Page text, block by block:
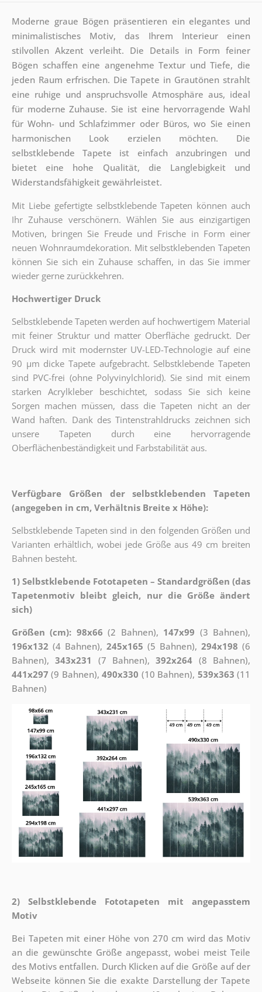
Moderne graue Bögen präsentieren ein elegantes und
minimalistisches Motiv, das Ihrem Interieur einen
stilvollen Akzent verleiht. Die Details in Form feiner
Bögen schaffen eine angenehme Textur und Tiefe, die
jeden Raum erfrischen. Die Tapete in Grautönen strahlt
eine ruhige und anspruchsvolle Atmosphäre aus, ideal
für moderne Zuhause. Sie ist eine hervorragende Wahl
für Wohn- und Schlafzimmer oder Büros, wo Sie einen
harmonischen Look erzielen möchten. Die
selbstklebende Tapete ist einfach anzubringen und
bietet eine hohe Qualität, die Langlebigkeit und
Widerstandsfähigkeit gewährleistet.
Mit Liebe gefertigte selbstklebende Tapeten können auch
Ihr Zuhause verschönern. Wählen Sie aus einzigartigen
Motiven, bringen Sie Freude und Frische in Form einer
neuen Wohnraumdekoration. Mit selbstklebenden Tapeten
können Sie sich ein Zuhause schaffen, in das Sie immer
wieder gerne zurückkehren.
Hochwertiger Druck
Selbstklebende Tapeten werden auf hochwertigem Material
mit feiner Struktur und matter Oberfläche gedruckt. Der
Druck wird mit modernster UV-LED-Technologie auf eine
90 µm dicke Tapete aufgebracht. Selbstklebende Tapeten
sind PVC-frei (ohne Polyvinylchlorid). Sie sind mit einem
starken Acrylkleber beschichtet, sodass Sie sich keine
Sorgen machen müssen, dass die Tapeten nicht an der
Wand haften. Dank des Tintenstrahldrucks zeichnen sich
unsere Tapeten durch eine hervorragende
Oberflächenbeständigkeit und Farbstabilität aus.
Verfügbare Größen der selbstklebenden Tapeten
(angegeben in cm, Verhältnis Breite x Höhe):
Selbstklebende Tapeten sind in den folgenden Größen und
Varianten erhältlich, wobei jede Größe aus 49 cm breiten
Bahnen besteht.
1) Selbstklebende Fototapeten – Standardgrößen (das
Tapetenmotiv bleibt gleich, nur die Größe ändert
sich)
Größen (cm): 98x66 (2 Bahnen), 147x99 (3 Bahnen),
196x132 (4 Bahnen), 245x165 (5 Bahnen),294x198 (6
Bahnen),343x231 (7 Bahnen),392x264 (8 Bahnen),
441x297 (9 Bahnen),490x330 (10 Bahnen), 539x363 (11
Bahnen)
2) Selbstklebende Fototapeten mit angepasstem
Motiv
Bei Tapeten mit einer Höhe von 270 cm wird das Motiv
an die gewünschte Größe angepasst, wobei meist Teile
des Motivs entfallen. Durch Klicken auf die Größe auf der
Webseite können Sie die exakte Darstellung der Tapete